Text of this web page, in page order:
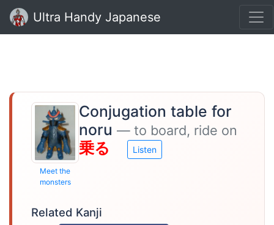
Ultra Handy Japanese
Meet the
monsters
Conjugation table for
noru — to board, ride on
乗る Listen
Related Kanji